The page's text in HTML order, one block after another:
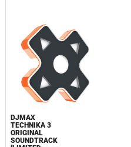
DJMAX
TECHNIKA 3
ORIGINAL
SOUNDTRACK